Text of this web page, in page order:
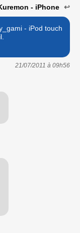
- iPhone ↩
- iPod touch
21/07/2011 à 09h56